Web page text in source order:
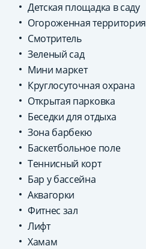
Детская площадка в саду
Огороженная территория
Смотритель
Зеленый сад
Мини маркет
Круглосуточная охрана
Открытая парковка
Беседки для отдыха
Зона барбекю
Баскетбольное поле
Теннисный корт
Бар у бассейна
Аквагорки
Фитнес зал
Лифт
Хамам